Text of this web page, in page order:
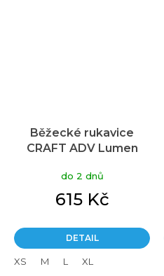
Běžecké rukavice
CRAFT ADV Lumen
do 2 dnů
615 Kč
DETAIL
XS M L XL